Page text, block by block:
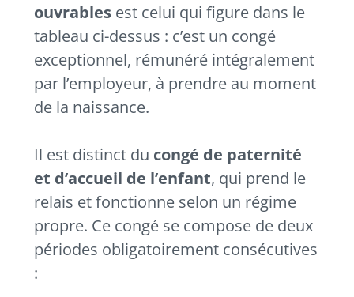
ouvrablesest celui qui figure dans le
tableau ci-dessus : c’est un congé
exceptionnel, rémunéré intégralement
par l’employeur, à prendre au moment
de la naissance.
Il est distinct du congé de paternité
et d’accueil de l’enfant, qui prend le
relais et fonctionne selon un régime
propre. Ce congé se compose de deux
périodes obligatoirement consécutives
: